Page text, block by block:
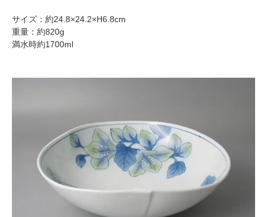
サイズ：約24.8×24.2×H6.8cm
重量：約820g
満水時約1700ml